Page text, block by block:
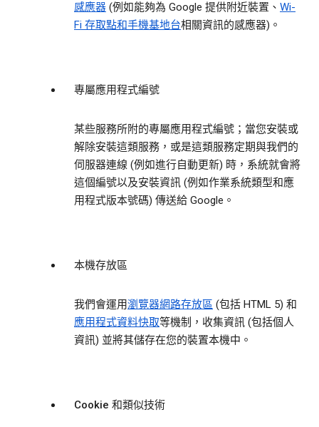
感應器 (例如能夠為 Google 提供附近裝置、 Wi-
Fi 存取點和手機基地台相關資訊的感應器)。
專屬應用程式編號
某些服務所附的專屬應用程式編號；當您安裝或
解除安裝這類服務，或是這類服務定期與我們的
伺服器連線 (例如進行自動更新) 時，系統就會將
這個編號以及安裝資訊 (例如作業系統類型和應
用程式版本號碼) 傳送給 Google。
本機存放區
我們會運用瀏覽器網路存放區 (包括 HTML 5) 和
應用程式資料快取等機制，收集資訊 (包括個人
資訊) 並將其儲存在您的裝置本機中。
Cookie 和類似技術